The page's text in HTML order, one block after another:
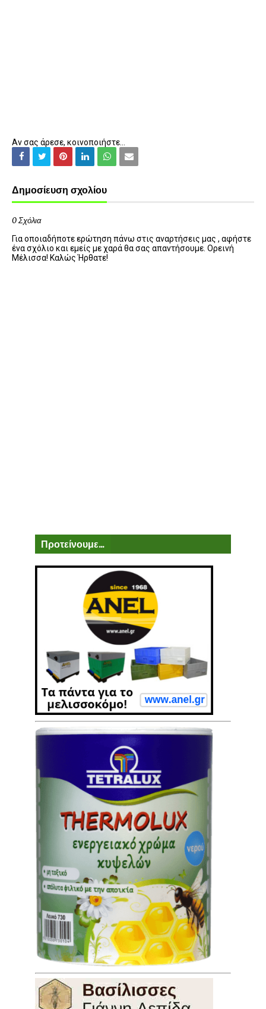
Αν σας άρεσε, κοινοποιήστε...
Δημοσίευση σχολίου
0 Σχόλια
Για οποιαδήποτε ερώτηση πάνω στις αναρτήσεις μας , αφήστε
ένα σχόλιο και εμείς με χαρά θα σας απαντήσουμε. Ορεινή
Μέλισσα! Καλώς Ήρθατε!
Προτείνουμε...